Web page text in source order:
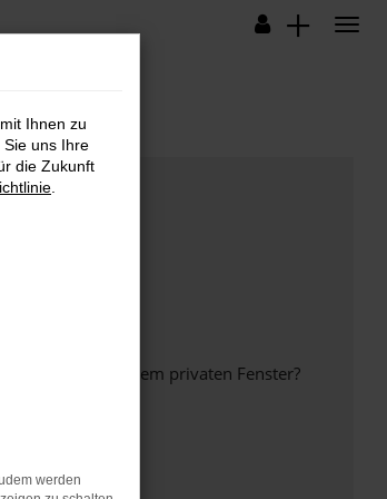
oder in einem privaten Fenster?
werden.
Ihnen zu
uns Ihre
die Zukunft
werden